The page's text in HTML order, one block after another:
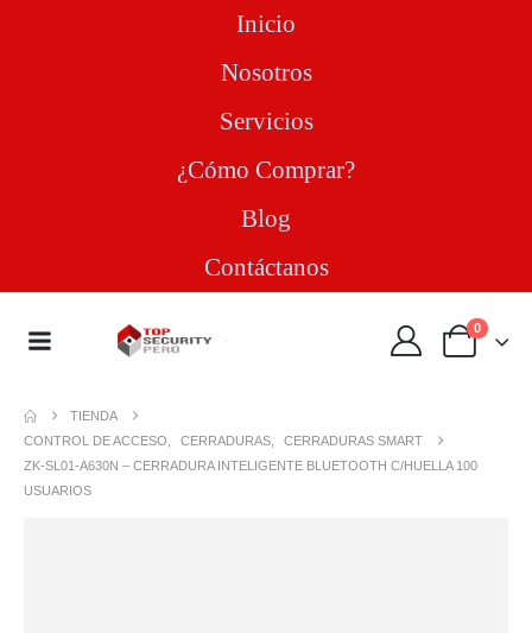
Inicio
Nosotros
Servicios
¿Cómo Comprar?
Blog
Contáctanos
0
TIENDA
CONTROL DE ACCESO
CERRADURAS
CERRADURAS SMART
ZK-SL01-A630N – CERRADURA INTELIGENTE BLUETOOTH C/HUELLA 100
USUARIOS